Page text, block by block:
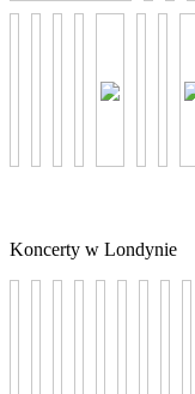
Koncerty w Londynie